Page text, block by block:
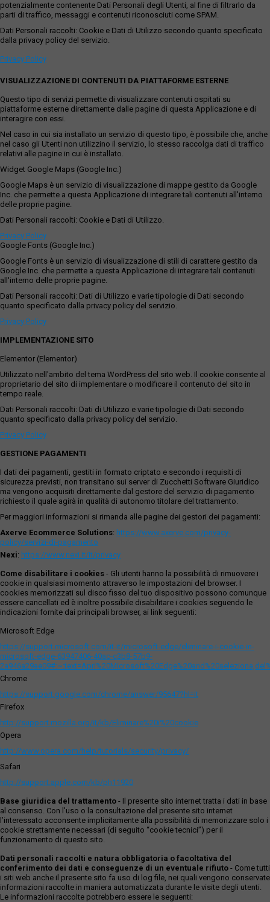
potenzialmente contenente Dati Personali degli Utenti, al fine di filtrarlo da
parti di traffico, messaggi e contenuti riconosciuti come SPAM.
Dati Personali raccolti: Cookie e Dati di Utilizzo secondo quanto specificato
dalla privacy policy del servizio.
Privacy Policy
VISUALIZZAZIONE DI CONTENUTI DA PIATTAFORME ESTERNE
Questo tipo di servizi permette di visualizzare contenuti ospitati su
piattaforme esterne direttamente dalle pagine di questa Applicazione e di
interagire con essi.
Nel caso in cui sia installato un servizio di questo tipo, è possibile che, anche
nel caso gli Utenti non utilizzino il servizio, lo stesso raccolga dati di traffico
relativi alle pagine in cui è installato.
Widget Google Maps (Google Inc.)
Google Maps è un servizio di visualizzazione di mappe gestito da Google
Inc. che permette a questa Applicazione di integrare tali contenuti all'interno
delle proprie pagine.
Dati Personali raccolti: Cookie e Dati di Utilizzo.
Privacy Policy
Google Fonts (Google Inc.)
Google Fonts è un servizio di visualizzazione di stili di carattere gestito da
Google Inc. che permette a questa Applicazione di integrare tali contenuti
all'interno delle proprie pagine.
Dati Personali raccolti: Dati di Utilizzo e varie tipologie di Dati secondo
quanto specificato dalla privacy policy del servizio.
Privacy Policy
IMPLEMENTAZIONE SITO
Elementor (Elementor)
Utilizzato nell'ambito del tema WordPress del sito web. Il cookie consente al
proprietario del sito di implementare o modificare il contenuto del sito in
tempo reale.
Dati Personali raccolti: Dati di Utilizzo e varie tipologie di Dati secondo
quanto specificato dalla privacy policy del servizio.
Privacy Policy
GESTIONE PAGAMENTI
I dati dei pagamenti, gestiti in formato criptato e secondo i requisiti di
sicurezza previsti, non transitano sui server di Zucchetti Software Giuridico
ma vengono acquisiti direttamente dal gestore del servizio di pagamento
richiesto il quale agirà in qualità di autonomo titolare del trattamento.
Per maggiori informazioni si rimanda alle pagine dei gestori dei pagamenti:
Axerve Ecommerce Solutions: https://www.axerve.com/privacy-
policy/servizi-di-pagamento
Nexi: https://www.nexi.it/it/privacy
Come disabilitare i cookies - Gli utenti hanno la possibilità di rimuovere i
cookie in qualsiasi momento attraverso le impostazioni del browser. I
cookies memorizzati sul disco fisso del tuo dispositivo possono comunque
essere cancellati ed è inoltre possibile disabilitare i cookies seguendo le
indicazioni fornite dai principali browser, ai link seguenti:
Microsoft Edge
https://support.microsoft.com/it-it/microsoft-edge/eliminare-i-cookie-in-
microsoft-edge-63947406-40ac-c3b8-57b9-
Chrome
https://support.google.com/chrome/answer/95647?hl=it
Firefox
http://support.mozilla.org/it/kb/Eliminare%20i%20cookie
Opera
http://www.opera.com/help/tutorials/security/privacy/
Safari
http://support.apple.com/kb/ph11920
Base giuridica del trattamento - Il presente sito internet tratta i dati in base
al consenso. Con l'uso o la consultazione del presente sito internet
l’interessato acconsente implicitamente alla possibilità di memorizzare solo i
cookie strettamente necessari (di seguito “cookie tecnici”) per il
funzionamento di questo sito.
Dati personali raccolti e natura obbligatoria o facoltativa del
conferimento dei dati e conseguenze di un eventuale rifiuto - Come tutti
i siti web anche il presente sito fa uso di log file, nei quali vengono conservate
informazioni raccolte in maniera automatizzata durante le visite degli utenti.
Le informazioni raccolte potrebbero essere le seguenti: